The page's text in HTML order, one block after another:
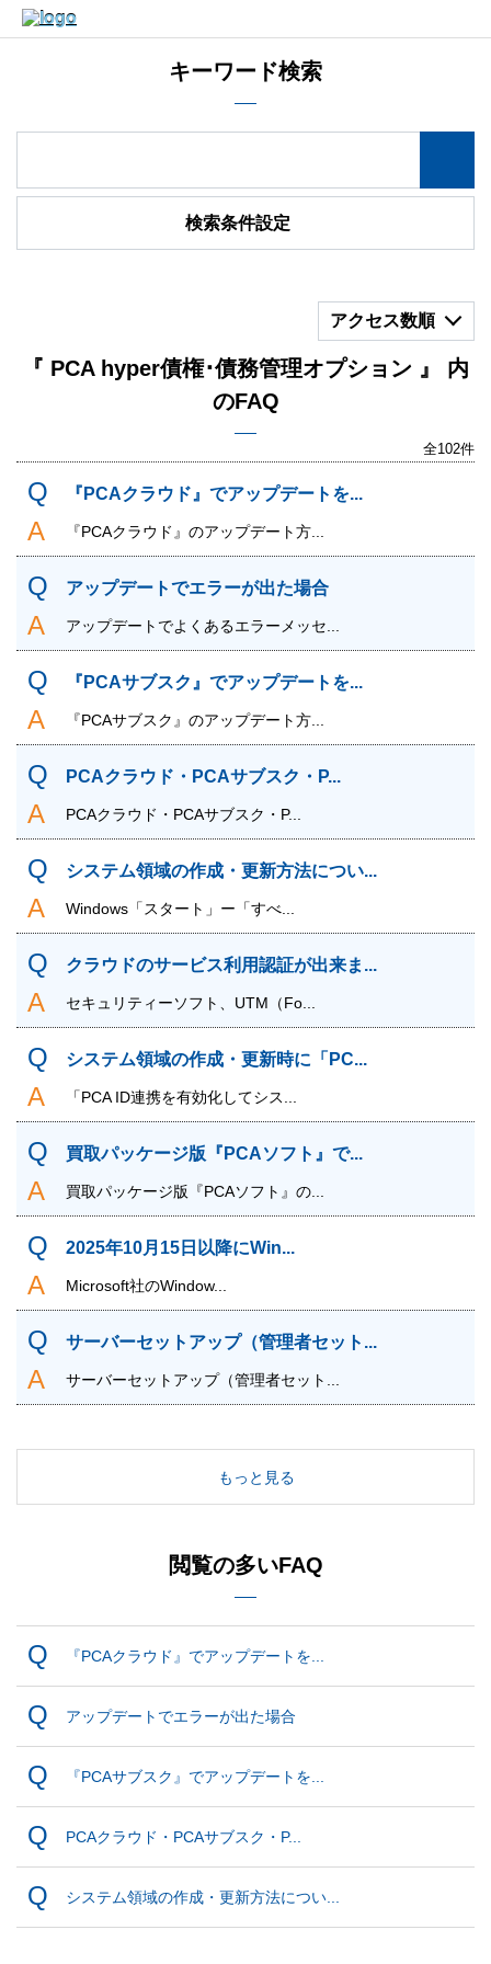
キーワード検索
検索条件設定
アクセス数順
『 PCA hyper債権･債務管理オプション 』 内
のFAQ
全102件
『PCAクラウド』でアップデートを...
『PCAクラウド』のアップデート方...
アップデートでエラーが出た場合
アップデートでよくあるエラーメッセ...
『PCAサブスク』でアップデートを...
『PCAサブスク』のアップデート方...
PCAクラウド・PCAサブスク・P...
PCAクラウド・PCAサブスク・P...
システム領域の作成・更新方法につい...
Windows「スタート」ー「すべ...
クラウドのサービス利用認証が出来ま...
セキュリティーソフト、UTM（Fo...
システム領域の作成・更新時に「PC...
「PCA ID連携を有効化してシス...
買取パッケージ版『PCAソフト』で...
買取パッケージ版『PCAソフト』の...
2025年10月15日以降にWin...
Microsoft社のWindow...
サーバーセットアップ（管理者セット...
サーバーセットアップ（管理者セット...
もっと見る
閲覧の多いFAQ
『PCAクラウド』でアップデートを...
アップデートでエラーが出た場合
『PCAサブスク』でアップデートを...
PCAクラウド・PCAサブスク・P...
システム領域の作成・更新方法につい...